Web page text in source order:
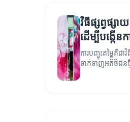
វិធីផ្សព្វផ្សាយ
ដើម្បីបង្កើន
ការបញ្ចុះតម្លៃគឺជា
ទាក់ទាញអតិថិជន
ផ្សព្វផ្សាយសម្រាប់